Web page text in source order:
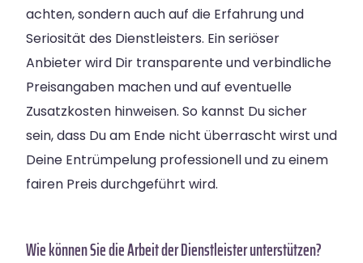
achten, sondern auch auf die Erfahrung und
Seriosität des Dienstleisters. Ein seriöser
Anbieter wird Dir transparente und verbindliche
Preisangaben machen und auf eventuelle
Zusatzkosten hinweisen. So kannst Du sicher
sein, dass Du am Ende nicht überrascht wirst und
Deine Entrümpelung professionell und zu einem
fairen Preis durchgeführt wird.
Wie können Sie die Arbeit der Dienstleister unterstützen?